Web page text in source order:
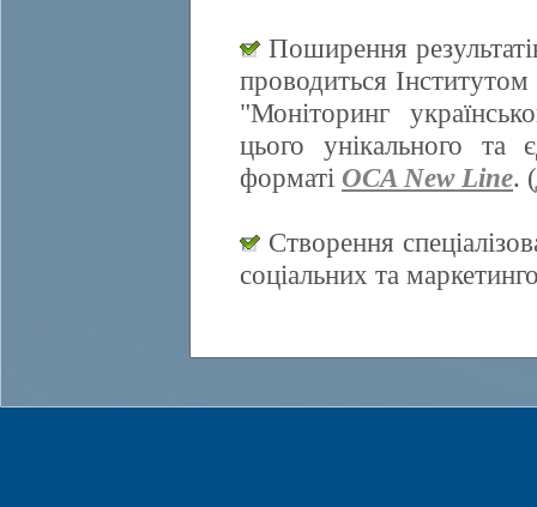
Поширення
проводиться Інститутом
"Моніторинг
цього унікального та
форматі OCA New Line. (
Створення
соціальних та